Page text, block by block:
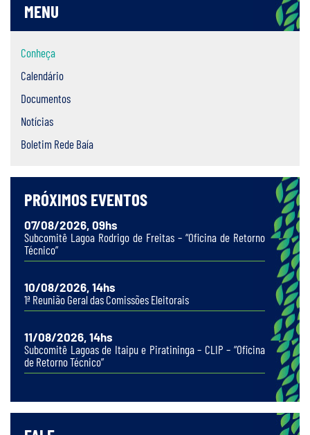
MENU
Conheça
Calendário
Documentos
Notícias
Boletim Rede Baía
PRÓXIMOS EVENTOS
07/08/2026, 09hs
Subcomitê Lagoa Rodrigo de Freitas – “Oficina de Retorno
Técnico”
10/08/2026, 14hs
1ª Reunião Geral das Comissões Eleitorais
11/08/2026, 14hs
Subcomitê Lagoas de Itaipu e Piratininga – CLIP – “Oficina
de Retorno Técnico”